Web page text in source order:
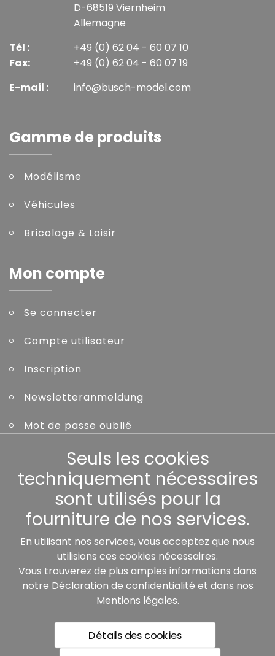
D-68519 Viernheim
Allemagne
Tél :
Fax:
+49 (0) 62 04 - 60 07 10
+49 (0) 62 04 - 60 07 19
E-mail :
info@busch-model.com
Gamme de produits
Modélisme
Véhicules
Bricolage & Loisir
Mon compte
Se connecter
Compte utilisateur
Inscription
Newsletteranmeldung
Mot de passe oublié
Nos partenaires:
* Tous les prix incluent la TVA légale plus les frais de
Seuls les cookies
techniquement nécessaires
sont utilisés pour la
fourniture de nos services.
En utilisant nos services, vous acceptez que nous
utilisions ces cookies nécessaires.
Vous trouverez de plus amples informations dans
notre Déclaration de confidentialité et dans nos
Mentions légales.
Détails des cookies